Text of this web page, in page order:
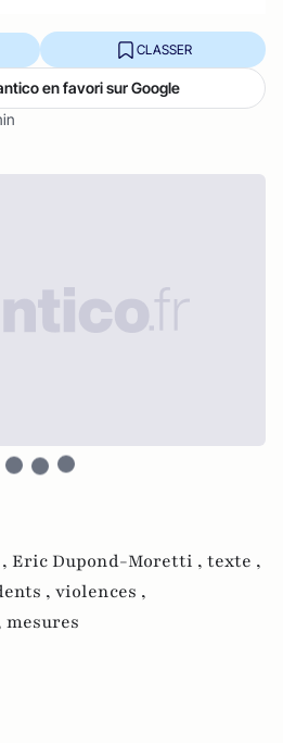
CLASSER
en favori sur Google
Eric Dupond-Moretti , texte ,
, violences ,
mesures